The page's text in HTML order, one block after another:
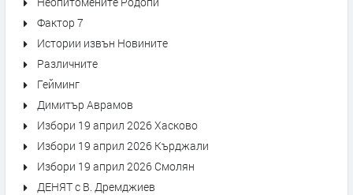
Фактор 7
Истории извън Новините
Различните
Гейминг
Димитър Аврамов
Избори 19 април 2026 Хасково
Избори 19 април 2026 Кърджали
Избори 19 април 2026 Смолян
ДЕНЯТ с В. Дремджиев